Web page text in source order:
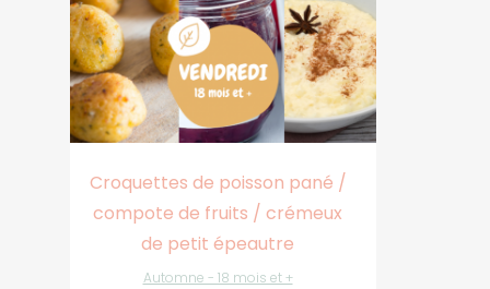
Croquettes de poisson pané /
compote de fruits / crémeux
de petit épeautre
Automne - 18 mois et +